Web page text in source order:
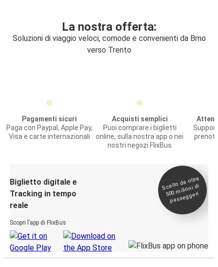
La nostra offerta:
Soluzioni di viaggio veloci, comode e convenienti da Brno
verso Trento
Pagamenti sicuri
Paga con Paypal, Apple Pay,
Visa e carte internazionali
Acquisti semplici
Puoi comprare i biglietti
online, sulla nostra app o nei
nostri negozi FlixBus
Biglietto digitale e
Tracking in tempo
reale
Scopri l’app di FlixBus
Scelto da oltre
500
milioni di
passeggeri